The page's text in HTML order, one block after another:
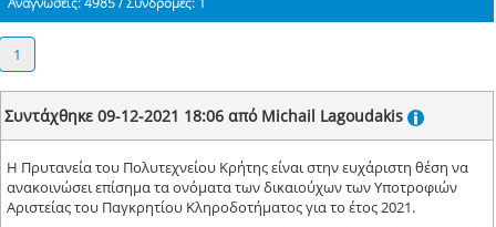
1
Συντάχθηκε 09-12-2021 18:06 από Michail Lagoudakis
Η Πρυτανεία του Πολυτεχνείου Κρήτης είναι στην ευχάριστη θέση να
ανακοινώσει επίσημα τα ονόματα των δικαιούχων των Υποτροφιών
Αριστείας του Παγκρητίου Κληροδοτήματος για το έτος 2021.